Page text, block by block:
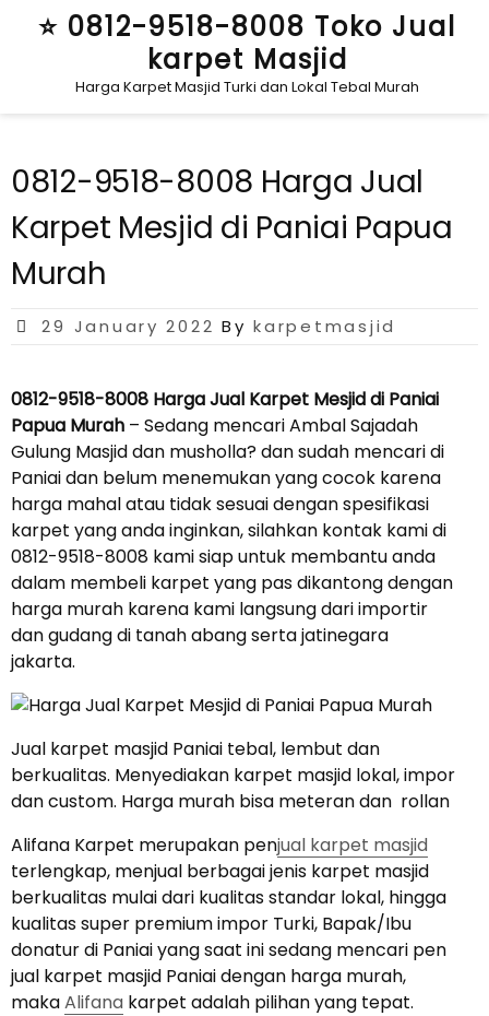
⭐ 0812-9518-8008 Toko Jual
karpet Masjid
Harga Karpet Masjid Turki dan Lokal Tebal Murah
0812-9518-8008 Harga Jual
Karpet Mesjid di Paniai Papua
Murah
Posted
29 January 2022 Bykarpetmasjid
0812-9518-8008 Harga Jual Karpet Mesjid di Paniai
Papua Murah – Sedang mencari Ambal Sajadah
Gulung Masjid dan musholla? dan sudah mencari di
Paniai dan belum menemukan yang cocok karena
harga mahal atau tidak sesuai dengan spesifikasi
karpet yang anda inginkan, silahkan kontak kami di
0812-9518-8008 kami siap untuk membantu anda
dalam membeli karpet yang pas dikantong dengan
harga murah karena kami langsung dari importir
dan gudang di tanah abang serta jatinegara
jakarta.
Jual karpet masjid Paniai tebal, lembut dan
berkualitas. Menyediakan karpet masjid lokal, impor
dan custom. Harga murah bisa meteran dan rollan
Alifana Karpet merupakan penjual karpet masjid
terlengkap, menjual berbagai jenis karpet masjid
berkualitas mulai dari kualitas standar lokal, hingga
kualitas super premium impor Turki, Bapak/Ibu
donatur di Paniai yang saat ini sedang mencari pen
jual karpet masjid Paniai dengan harga murah,
makaAlifana karpet adalah pilihan yang tepat.